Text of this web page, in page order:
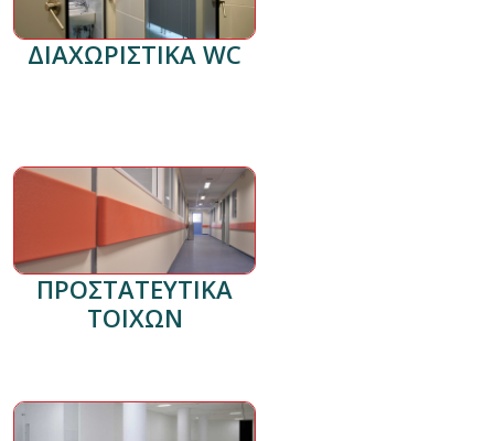
ΔΙΑΧΩΡΙΣΤΙΚΑ WC
ΠΡΟΣΤΑΤΕΥΤΙΚΑ
ΤΟΙΧΩΝ